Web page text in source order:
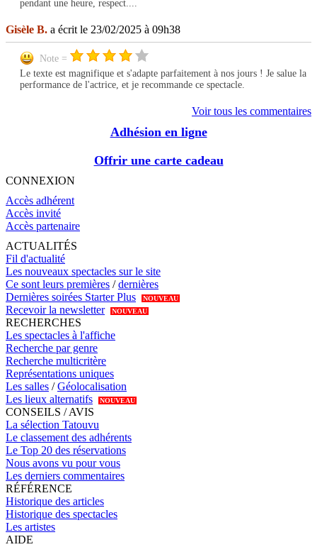
pendant une heure, respect....
Gisèle B. a écrit le 23/02/2025 à 09h38
Note =
Le texte est magnifique et s'adapte parfaitement à nos jours ! Je salue la
performance de l'actrice, et je recommande ce spectacle.
Voir tous les commentaires
Adhésion en ligne
Offrir une carte cadeau
CONNEXION
Accès adhérent
Accès invité
Accès partenaire
ACTUALITÉS
Fil d'actualité
Les nouveaux spectacles sur le site
Ce sont leurs premières /dernières
Dernières soirées Starter Plus
NOUVEAU
Recevoir la newsletter NOUVEAU
RECHERCHES
Les spectacles à l'affiche
Recherche par genre
Recherche multicritère
Représentations uniques
Les salles /Géolocalisation
Les lieux alternatifs
NOUVEAU
CONSEILS / AVIS
La sélection Tatouvu
Le classement des adhérents
Le Top 20 des réservations
Nous avons vu pour vous
Les derniers commentaires
RÉFÉRENCE
Historique des articles
Historique des spectacles
Les artistes
AIDE